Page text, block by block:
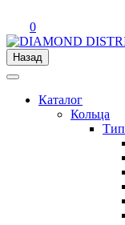
0
Назад
Каталог
Кольца
Тип